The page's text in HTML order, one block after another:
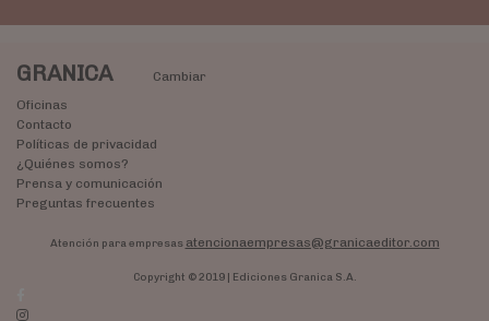
GRANICA
Cambiar
Oficinas
Contacto
Políticas de privacidad
¿Quiénes somos?
Prensa y comunicación
Preguntas frecuentes
Atención para empresas atencionaempresas@granicaeditor.com
Copyright © 2019 | Ediciones Granica S.A.